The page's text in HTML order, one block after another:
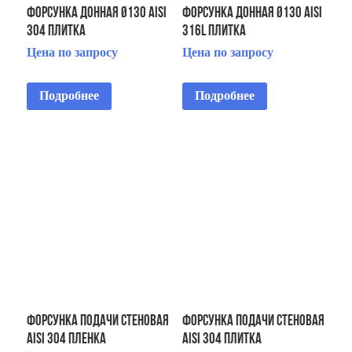
Форсунка донная Ø130 AISI
304 плитка
Цена по запросу
Подробнее
Форсунка донная Ø130 AISI
316L плитка
Цена по запросу
Подробнее
Форсунка подачи стеновая
AISI 304 пленка
Форсунка подачи стеновая
AISI 304 плитка